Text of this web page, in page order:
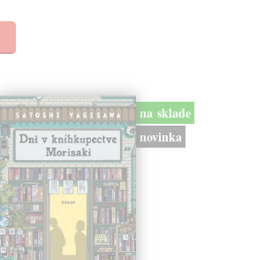
na sklade
novinka